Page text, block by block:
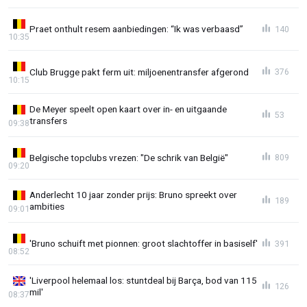
Praet onthult resem aanbiedingen: “Ik was verbaasd”
10:35
140
Club Brugge pakt ferm uit: miljoenentransfer afgerond
10:15
376
De Meyer speelt open kaart over in- en uitgaande
transfers
09:38
53
Belgische topclubs vrezen: "De schrik van België"
09:20
809
Anderlecht 10 jaar zonder prijs: Bruno spreekt over
ambities
09:01
189
'Bruno schuift met pionnen: groot slachtoffer in basiself'
08:52
391
'Liverpool helemaal los: stuntdeal bij Barça, bod van 115
mil'
08:37
126